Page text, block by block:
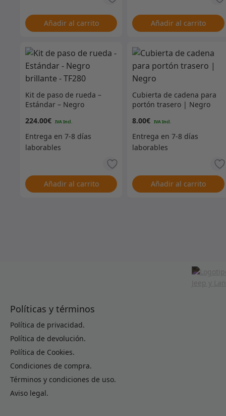
Añadir al carrito Añadir al carrito
Kit de paso de rueda –
Estándar – Negro
224.00€
Añadir al carrito
Cubierta de cadena para
portón trasero | Negro
8.00€
Añadir al carrito
Políticas y términos
Política de privacidad.
Política de devolución.
Política de Cookies.
Condiciones de compra.
Términos y condiciones de uso.
Aviso legal.